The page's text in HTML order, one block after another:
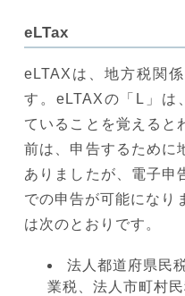
eLTax
eLTAXは、地方税関
す。eLTAXの「L」は
ていることを覚えると
前は、申告するために
ありましたが、電子申
での申告が可能になり
は次のとおりです。
法人都道府県民
業税、法人市町村